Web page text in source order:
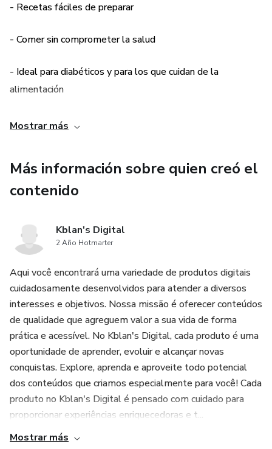
- Recetas fáciles de preparar
- Comer sin comprometer la salud
- Ideal para diabéticos y para los que cuidan de la
alimentación
- Ideal para preparar en la cena de Navidad
Mostrar más
Más información sobre quien creó el
contenido
Kblan's Digital
2 Año Hotmarter
Aqui você encontrará uma variedade de produtos digitais
cuidadosamente desenvolvidos para atender a diversos
interesses e objetivos. Nossa missão é oferecer conteúdos
de qualidade que agreguem valor a sua vida de forma
prática e acessível. No Kblan's Digital, cada produto é uma
oportunidade de aprender, evoluir e alcançar novas
conquistas. Explore, aprenda e aproveite todo potencial
dos conteúdos que criamos especialmente para você! Cada
produto no Kblan's Digital é pensado com cuidado para
proporcionar experiências enriquecedoras e t...
Mostrar más